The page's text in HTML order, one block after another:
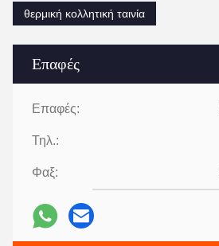
Επαφές
Επαφές:
Τηλ.:
Φαξ:
θερμική κολλητική ταινία